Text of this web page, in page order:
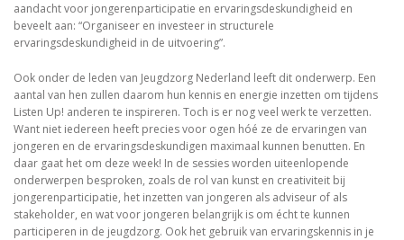
aandacht voor jongerenparticipatie en ervaringsdeskundigheid en
beveelt aan: “Organiseer en investeer in structurele
ervaringsdeskundigheid in de uitvoering”.
Ook onder de leden van Jeugdzorg Nederland leeft dit onderwerp. Een
aantal van hen zullen daarom hun kennis en energie inzetten om tijdens
Listen Up! anderen te inspireren. Toch is er nog veel werk te verzetten.
Want niet iedereen heeft precies voor ogen hóé ze de ervaringen van
jongeren en de ervaringsdeskundigen maximaal kunnen benutten. En
daar gaat het om deze week! In de sessies worden uiteenlopende
onderwerpen besproken, zoals de rol van kunst en creativiteit bij
jongerenparticipatie, het inzetten van jongeren als adviseur of als
stakeholder, en wat voor jongeren belangrijk is om écht te kunnen
participeren in de jeugdzorg. Ook het gebruik van ervaringskennis in je